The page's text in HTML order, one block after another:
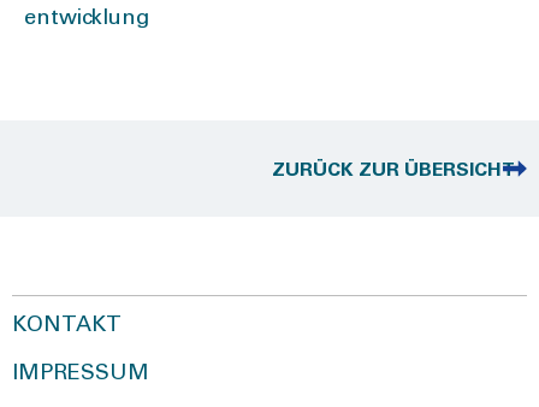
ent­wick­lung
ZURÜCK ZUR ÜBERSICHT
KONTAKT
IMPRESSUM